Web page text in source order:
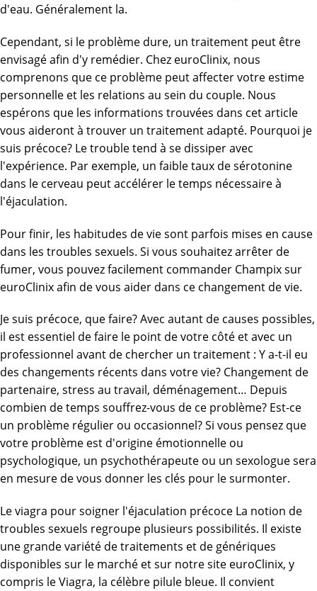
d'eau. Généralement la.
Cependant, si le problème dure, un traitement peut être
envisagé afin d'y remédier. Chez euroClinix, nous
comprenons que ce problème peut affecter votre estime
personnelle et les relations au sein du couple. Nous
espérons que les informations trouvées dans cet article
vous aideront à trouver un traitement adapté. Pourquoi je
suis précoce? Le trouble tend à se dissiper avec
l'expérience. Par exemple, un faible taux de sérotonine
dans le cerveau peut accélérer le temps nécessaire à
l'éjaculation.
Pour finir, les habitudes de vie sont parfois mises en cause
dans les troubles sexuels. Si vous souhaitez arrêter de
fumer, vous pouvez facilement commander Champix sur
euroClinix afin de vous aider dans ce changement de vie.
Je suis précoce, que faire? Avec autant de causes possibles,
il est essentiel de faire le point de votre côté et avec un
professionnel avant de chercher un traitement : Y a-t-il eu
des changements récents dans votre vie? Changement de
partenaire, stress au travail, déménagement… Depuis
combien de temps souffrez-vous de ce problème? Est-ce
un problème régulier ou occasionnel? Si vous pensez que
votre problème est d'origine émotionnelle ou
psychologique, un psychothérapeute ou un sexologue sera
en mesure de vous donner les clés pour le surmonter.
Le viagra pour soigner l'éjaculation précoce La notion de
troubles sexuels regroupe plusieurs possibilités. Il existe
une grande variété de traitements et de génériques
disponibles sur le marché et sur notre site euroClinix, y
compris le Viagra, la célèbre pilule bleue. Il convient